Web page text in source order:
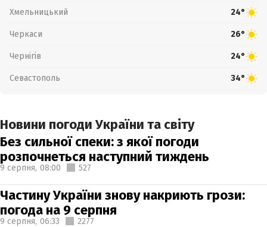
Хмельницький 24°
Черкаси 26°
Чернігів 24°
Севастополь 34°
Новини погоди України та світу
Без сильної спеки: з якої погоди
розпочнеться наступний тиждень
9 серпня, 08:00 527
Частину України знову накриють грози:
погода на 9 серпня
9 серпня, 06:33 2277